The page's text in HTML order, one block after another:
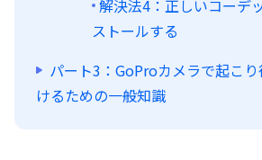
解決法4：正しいコーデ
ストールする
パート3：GoProカメラで起こ
けるための一般知識